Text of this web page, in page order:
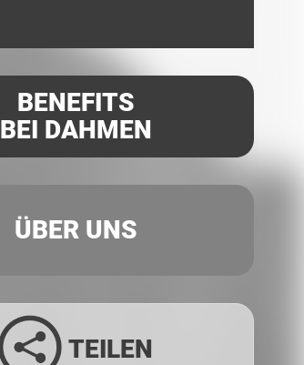
BENEFITS
BEI DAHMEN
ÜBER UNS
TEILEN